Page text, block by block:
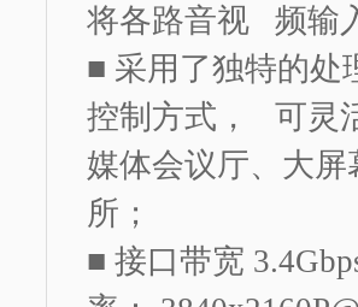
将各路音视
频输
■ 采用了独特的处
控制方式，
可灵
媒体会议厅、大
所；
■ 接口带宽